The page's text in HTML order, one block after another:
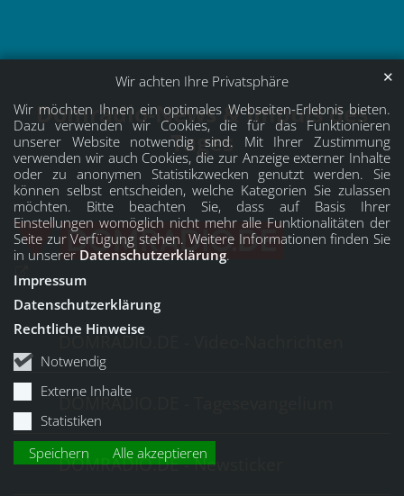
Wir achten Ihre Privatsphäre
Wir möchten Ihnen ein optimales Webseiten-Erlebnis bieten.
Dazu verwenden wir Cookies, die für das Funktionieren
unserer Website notwendig sind. Mit Ihrer Zustimmung
verwenden wir auch Cookies, die zur Anzeige externer Inhalte
oder zu anonymen Statistikzwecken genutzt werden. Sie
können selbst entscheiden, welche Kategorien Sie zulassen
möchten. Bitte beachten Sie, dass auf Basis Ihrer
Einstellungen womöglich nicht mehr alle Funktionalitäten der
Seite zur Verfügung stehen. Weitere Informationen finden Sie
in unserer Datenschutzerklärung.
Notwendig
Externe Inhalte
Statistiken
Speichern
Alle akzeptieren
✕
Impressum
Datenschutzerklärung
Rechtliche Hinweise
Domradio-News & Impuls des
Tages
DOMRADIO.DE - Video-Nachrichten
DOMRADIO.DE - Tagesevangelium
DOMRADIO.DE - Newsticker